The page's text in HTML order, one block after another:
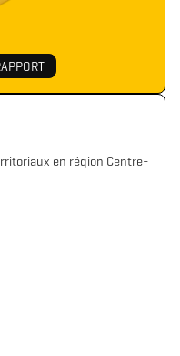
en région Centre-